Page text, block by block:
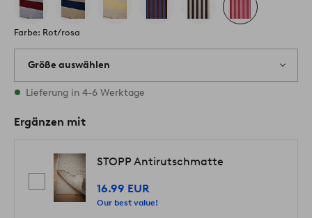
Farbe: Rot/rosa
Größe auswählen
Alle Größen vorrätig
Lieferung in 4-6 Werktage
Ergänzen mit
STOPP Antirutschmatte
16.99 EUR
Our best value!